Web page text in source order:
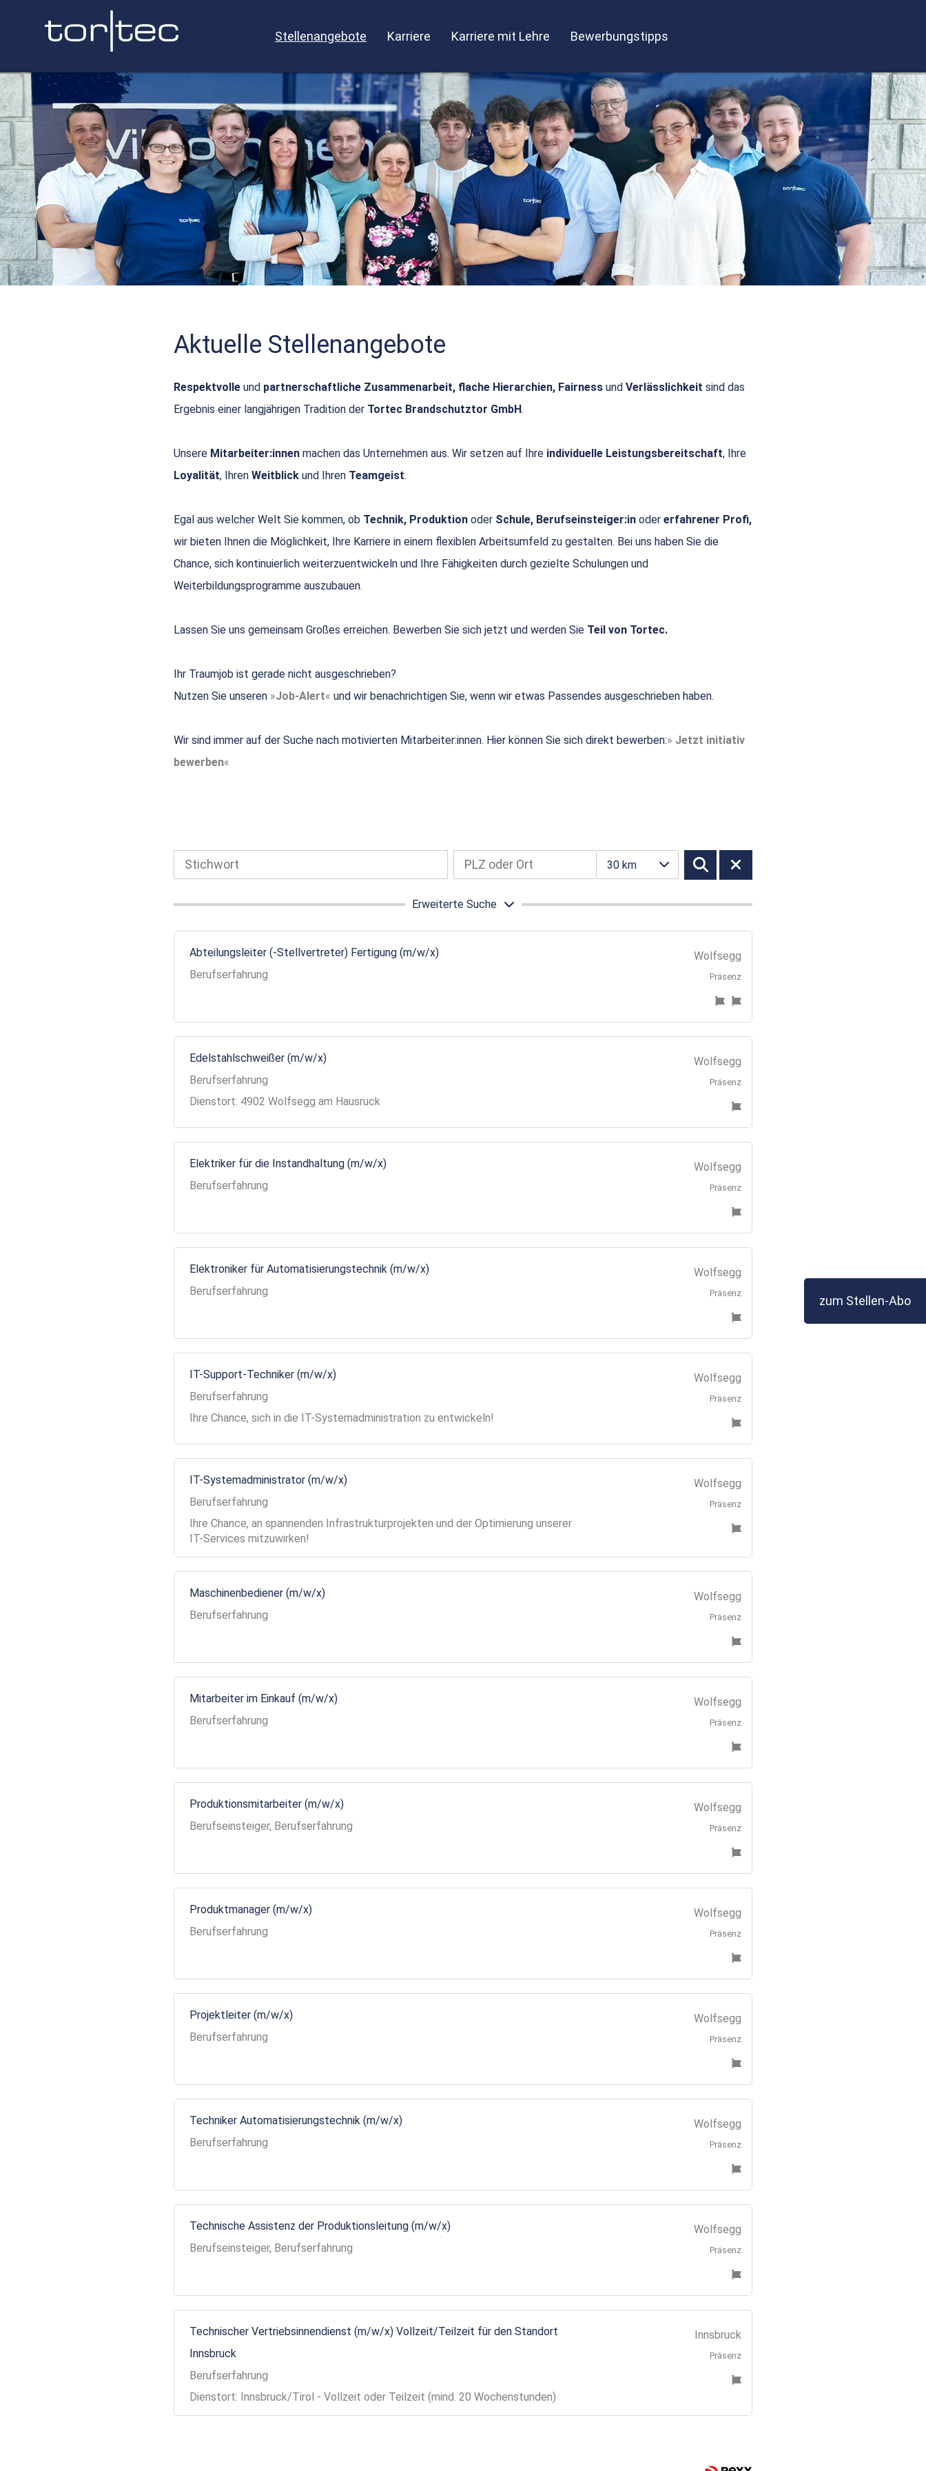
Stellenangebote Karriere Karriere mit Lehre Bewerbungstipps
Aktuelle Stellenangebote
Respektvolle und partnerschaftliche Zusammenarbeit, flache Hierarchien, Fairness und Verlässlichkeit sind das
Ergebnis einer langjährigen Tradition der Tortec Brandschutztor GmbH.
Unsere Mitarbeiter:innen machen das Unternehmen aus. Wir setzen auf Ihre individuelle Leistungsbereitschaft, Ihre
Loyalität, Ihren Weitblick und Ihren Teamgeist.
Egal aus welcher Welt Sie kommen, ob Technik, Produktion oder Schule, Berufseinsteiger:in oder erfahrener Profi,
wir bieten Ihnen die Möglichkeit, Ihre Karriere in einem flexiblen Arbeitsumfeld zu gestalten. Bei uns haben Sie die
Chance, sich kontinuierlich weiterzuentwickeln und Ihre Fähigkeiten durch gezielte Schulungen und
Weiterbildungsprogramme auszubauen.
Lassen Sie uns gemeinsam Großes erreichen. Bewerben Sie sich jetzt und werden Sie Teil von Tortec.
Ihr Traumjob ist gerade nicht ausgeschrieben?
Nutzen Sie unseren
Job-Alert und wir benachrichtigen Sie, wenn wir etwas Passendes ausgeschrieben haben.
Wir sind immer auf der Suche nach motivierten Mitarbeiter:innen. Hier können Sie sich direkt bewerben:
Jetzt initiativ
bewerben
30 km
Erweiterte Suche
Abteilungsleiter (-Stellvertreter) Fertigung (m/w/x)
Berufserfahrung
Wolfsegg
Präsenz
Edelstahlschweißer (m/w/x)
Berufserfahrung
Dienstort: 4902 Wolfsegg am Hausruck
Wolfsegg
Präsenz
Elektriker für die Instandhaltung (m/w/x)
Berufserfahrung
Wolfsegg
Präsenz
Elektroniker für Automatisierungstechnik (m/w/x)
Berufserfahrung
Wolfsegg
Präsenz
IT-Support-Techniker (m/w/x)
Berufserfahrung
Ihre Chance, sich in die IT-Systemadministration zu entwickeln!
Wolfsegg
Präsenz
IT-Systemadministrator (m/w/x)
Berufserfahrung
Ihre Chance, an spannenden Infrastrukturprojekten und der Optimierung unserer
IT-Services mitzuwirken!
Wolfsegg
Präsenz
Maschinenbediener (m/w/x)
Berufserfahrung
Wolfsegg
Präsenz
Mitarbeiter im Einkauf (m/w/x)
Berufserfahrung
Wolfsegg
Präsenz
Produktionsmitarbeiter (m/w/x)
Berufseinsteiger, Berufserfahrung
Wolfsegg
Präsenz
Produktmanager (m/w/x)
Berufserfahrung
Wolfsegg
Präsenz
Projektleiter (m/w/x)
Berufserfahrung
Wolfsegg
Präsenz
Techniker Automatisierungstechnik (m/w/x)
Berufserfahrung
Wolfsegg
Präsenz
Technische Assistenz der Produktionsleitung (m/w/x)
Berufseinsteiger, Berufserfahrung
Wolfsegg
Präsenz
Technischer Vertriebsinnendienst (m/w/x) Vollzeit/Teilzeit für den Standort
Innsbruck
Berufserfahrung
Dienstort: Innsbruck/Tirol - Vollzeit oder Teilzeit (mind. 20 Wochenstunden)
Innsbruck
Präsenz
zum Stellen-Abo